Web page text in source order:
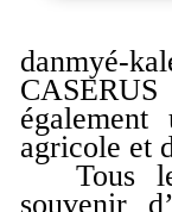
danmyé-
agricole et
Tous
souvenir